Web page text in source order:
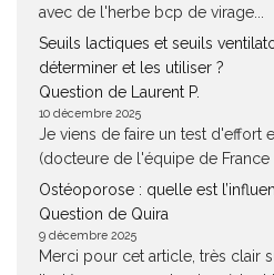
avec de l'herbe bcp de virage...
Seuils lactiques et seuils
déterminer et les utiliser ?
Question de Laurent P.
10 décembre 2025
Je viens de faire un test d'effort
(docteure de l'équipe de France
Ostéoporose : quelle est
Question de Quira
9 décembre 2025
Merci pour cet article, très clair